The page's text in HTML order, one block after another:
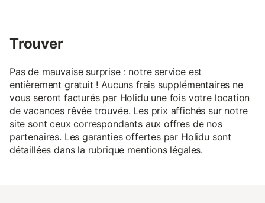
Trouver
Pas de mauvaise surprise : notre service est
entièrement gratuit ! Aucuns frais supplémentaires ne
vous seront facturés par Holidu une fois votre location
de vacances rêvée trouvée. Les prix affichés sur notre
site sont ceux correspondants aux offres de nos
partenaires. Les garanties offertes par Holidu sont
détaillées dans la rubrique mentions légales.